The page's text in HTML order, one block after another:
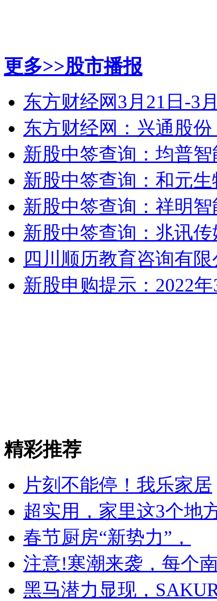
更多>>股市播报
东方财经网3月21日-3
东方财经网：兴通股
新股中签查询：均普
新股中签查询：和元
新股中签查询：祥明
新股中签查询：兆讯
四川顺历教育咨询有
新股申购提示：2022
精彩推荐
片刻不能停！我乐家居
超实用，家里这3个地
春节厨房“新势力”，
注意!寒潮来袭，每个
黑马潜力显现，